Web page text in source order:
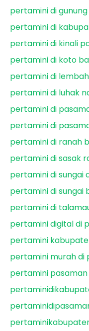
pertamini di
pertamini di
pertamini di kinali
pertamini di koto
pertamini di
pertamini di luhak
pertamini di
pertamini di
pertamini di ranah
pertamini di sasak
pertamini di sungai
pertamini di sungai
pertamini di
pertamini digital di
pertamini
pertamini murah di
pertamini